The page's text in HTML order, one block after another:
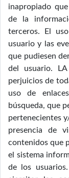
inapropiado
de la
terceros. El
usuario y las
que pudiesen
del usuario.
perjuicios de
uso de
búsqueda, que
pertenecientes
presencia de
contenidos que
el sistema
de los